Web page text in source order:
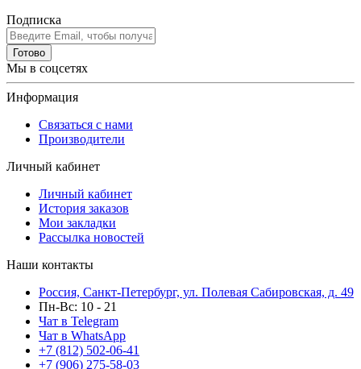
Подписка
Готово
Мы в соцсетях
Информация
Связаться с нами
Производители
Личный кабинет
Личный кабинет
История заказов
Мои закладки
Рассылка новостей
Наши контакты
Россия, Санкт-Петербург, ул. Полевая Сабировская, д. 49
Пн-Вс: 10 - 21
Чат в Telegram
Чат в WhatsApp
+7 (812) 502-06-41
+7 (906) 275-58-03